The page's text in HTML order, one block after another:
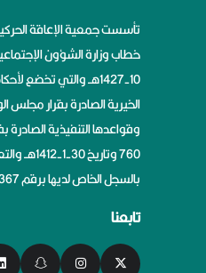
تأسست جمعية الإعاقة
10-1427هــ والتي
وقواعدها التنفيذية الصادرة
760
بالسجل الخاص لديها برقم 367 بتاريخ 18-7-1428هــ.
تابعنا